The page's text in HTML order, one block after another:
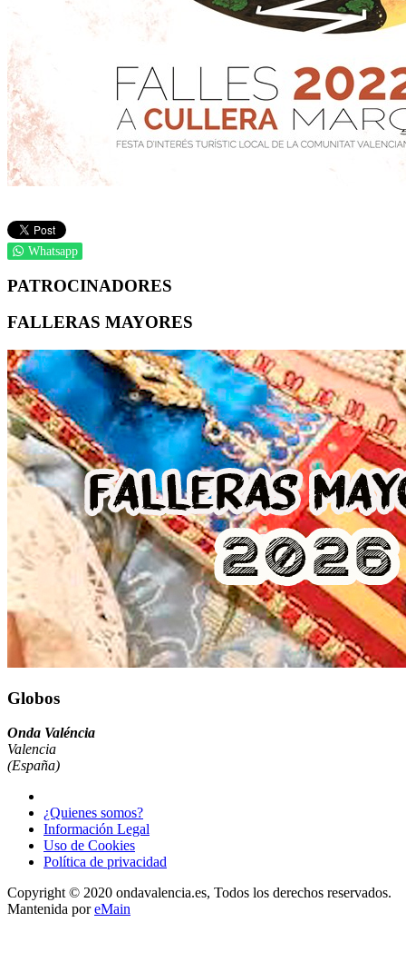
Whatsapp
PATROCINADORES
FALLERAS MAYORES
Globos
Onda Valéncia
Valencia
(España)
¿Quienes somos?
Información Legal
Uso de Cookies
Política de privacidad
Copyright © 2020 ondavalencia.es, Todos los derechos reservados.
Mantenida poreMain